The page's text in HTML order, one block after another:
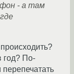
- а там
год? По-